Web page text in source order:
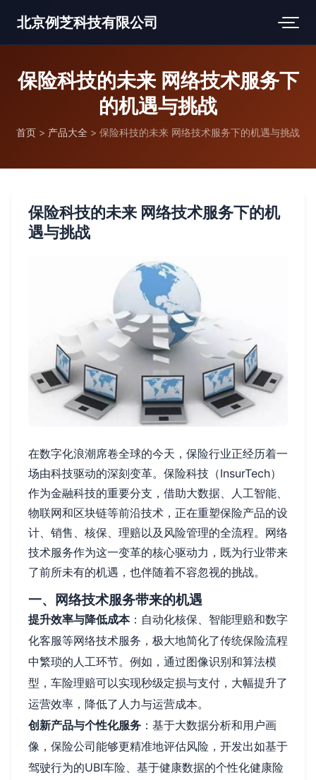
北京例芝科技有限公司
保险科技的未来 网络技术服务下
的机遇与挑战
首页 > 产品大全 > 保险科技的未来 网络技术服务下的机遇与挑战
保险科技的未来 网络技术服务下的机
遇与挑战
在数字化浪潮席卷全球的今天，保险行业正经历着一
场由科技驱动的深刻变革。保险科技（InsurTech）
作为金融科技的重要分支，借助大数据、人工智能、
物联网和区块链等前沿技术，正在重塑保险产品的设
计、销售、核保、理赔以及风险管理的全流程。网络
技术服务作为这一变革的核心驱动力，既为行业带来
了前所未有的机遇，也伴随着不容忽视的挑战。
一、网络技术服务带来的机遇
提升效率与降低成本：自动化核保、智能理赔和数字
化客服等网络技术服务，极大地简化了传统保险流程
中繁琐的人工环节。例如，通过图像识别和算法模
型，车险理赔可以实现秒级定损与支付，大幅提升了
运营效率，降低了人力与运营成本。
创新产品与个性化服务 ：基于大数据分析和用户画
像，保险公司能够更精准地评估风险，开发出如基于
驾驶行为的UBI车险、基于健康数据的个性化健康险